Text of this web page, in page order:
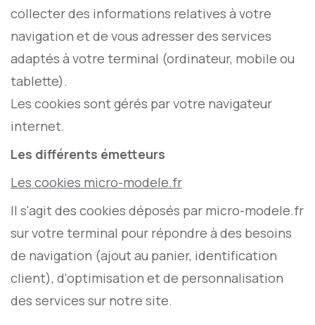
collecter des informations relatives à votre
navigation et de vous adresser des services
adaptés à votre terminal (ordinateur, mobile ou
tablette).
Les cookies sont gérés par votre navigateur
internet.
Les différents émetteurs
Les cookies micro-modele.fr
Il s'agit des cookies déposés par micro-modele.fr
sur votre terminal pour répondre à des besoins
de navigation (ajout au panier, identification
client), d'optimisation et de personnalisation
des services sur notre site.